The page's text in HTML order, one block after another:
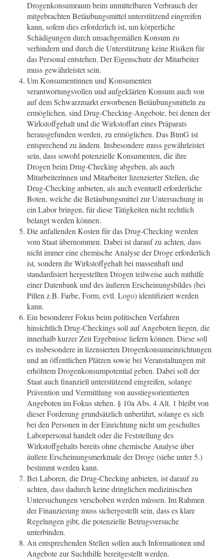
Drogenkonsumraum beim unmittelbaren Verbrauch der
mitgebrachten Betäubungsmittel unterstützend eingreifen
kann, sofern dies erforderlich ist, um körperliche
Schädigungen durch unsachgemäßen Konsum zu
verhindern und durch die Unterstützung keine Risiken für
das Personal entstehen. Der Eigenschutz der Mitarbeiter
muss gewährleistet sein.
Um Konsumentinnen und Konsumenten
verantwortungsvollen und aufgeklärten Konsum auch von
auf dem Schwarzmarkt erworbenen Betäubungsmitteln zu
ermöglichen, sind Drug-Checking-Angebote, bei denen der
Wirkstoffgehalt und die Wirkstoffart eines Präparats
herausgefunden werden, zu ermöglichen. Das BtmG ist
entsprechend zu ändern. Insbesondere muss gewährleistet
sein, dass sowohl potenzielle Konsumenten, die ihre
Drogen beim Drug-Checking abgeben, als auch
Mitarbeiterinnen und Mitarbeiter lizenzierter Stellen, die
Drug-Checking anbieten, als auch eventuell erforderliche
Boten, welche die Betäubungsmittel zur Untersuchung in
ein Labor bringen, für diese Tätigkeiten nicht rechtlich
belangt werden können.
Die anfallenden Kosten für das Drug-Checking werden
vom Staat übernommen. Dabei ist darauf zu achten, dass
nicht immer eine chemische Analyse der Droge erforderlich
ist, sondern ihr Wirkstoffgehalt bei massenhaft und
standardisiert hergestellten Drogen teilweise auch mithilfe
einer Datenbank und des äußeren Erscheinungsbildes (bei
Pillen z.B. Farbe, Form, evtl. Logo) identifiziert werden
kann.
Ein besonderer Fokus beim politischen Verfahren
hinsichtlich Drug-Checkings soll auf Angeboten liegen, die
innerhalb kurzer Zeit Ergebnisse liefern können. Diese soll
es insbesondere in lizensierten Drogenkonsumeinrichtungen
und an öffentlichen Plätzen sowie bei Veranstaltungen mit
erhöhtem Drogenkonsumpotential geben. Dabei soll der
Staat auch finanziell unterstützend eingreifen, solange
Prävention und Vermittlung von ausstiegsorientierten
Angeboten im Fokus stehen. § 10a Abs. 4 Alt. 1 bleibt von
dieser Forderung grundsätzlich unberührt, solange es sich
bei den Personen in der Einrichtung nicht um geschultes
Laborpersonal handelt oder die Feststellung des
Wirkstoffgehalts bereits ohne chemische Analyse über
äußere Erscheinungsmerkmale der Droge (siehe unter 5.)
bestimmt werden kann.
Bei Laboren, die Drug-Checking anbieten, ist darauf zu
achten, dass dadurch keine dringlichen medizinischen
Untersuchungen verschoben werden müssen. Im Rahmen
der Finanzierung muss sichergestellt sein, dass es klare
Regelungen gibt, die potenzielle Betrugsversuche
unterbinden.
An entsprechenden Stellen sollen auch Informationen und
Angebote zur Suchthilfe bereitgestellt werden.